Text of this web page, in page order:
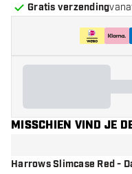
Gratis verzending
MISSCHIEN VIND JE
Harrows Slimcase Red -